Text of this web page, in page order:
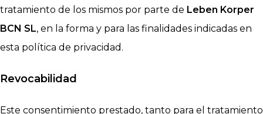
tratamiento de los mismos por parte de Leben Korper
BCN SL, en la forma y para las finalidades indicadas en
esta política de privacidad.
Revocabilidad
Este consentimiento prestado, tanto para el tratamiento